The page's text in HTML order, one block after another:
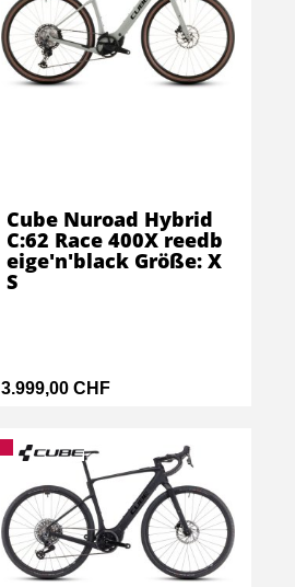
3.999,00 CHF
Cube Nuroad Hybrid
C:62 Race 400X reedb
eige'n'black Größe: X
S